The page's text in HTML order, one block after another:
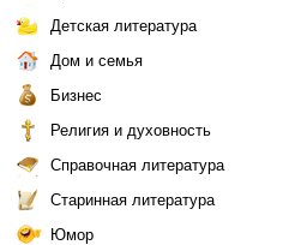
Детская литература
Дом и семья
Бизнес
Религия и духовность
Справочная литература
Старинная литература
Юмор